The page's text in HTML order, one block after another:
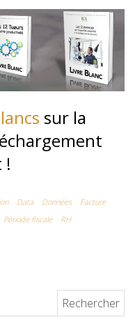
sur la
!
Data Données
Facture
Période fiscale RH